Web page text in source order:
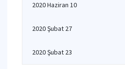
2020 Haziran 10
2020 Şubat 27
2020 Şubat 23